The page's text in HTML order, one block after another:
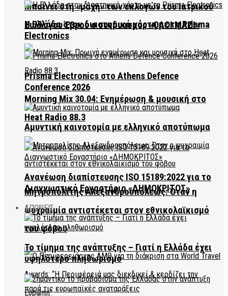
Μπαίνει στη «μάχη» των εκλογών του Ιατρικού
Συλλόγου Έβρου ο συνδυασμός «ΟΛΟΙ ΜΑΖΙ»
Morning Mix 30.04: Ενημέρωση & μουσική στο
Heat Radio 88.3
Μητροπολίτης Αλεξανδρουπόλεως: Όταν η
ψυχραιμία αντιστέκεται στον εθνικολαϊκισμό
του φόβου
Η Ελλάδα στον διαστημικό χάρτη με τη Prisma
Electronics
Prisma Electronics στο Athens Defence
Conference 2026
Αμυντική καινοτομία με ελληνικό αποτύπωμα
Ανανέωση διαπίστευσης ISO 15189:2022 για το
Διαγνωστικό Εργαστήριο «ΔΗΜΟΚΡΙΤΟΣ»
ΑΠΟΨΕΙΣ
Το τίμημα της ανάπτυξης – Γιατί η Ελλάδα έχει
υψηλότερο πληθωρισμό